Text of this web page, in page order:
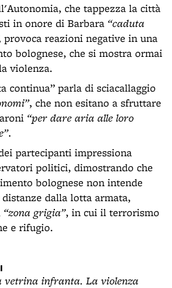
che tappezza la città
in onore di Barbara “caduta
provoca reazioni negative in una
bolognese, che si mostra ormai
violenza.
continua” parla di sciacallaggio
, che non esitano a sfruttare
“per dare aria alle loro
.
partecipanti impressiona
politici, dimostrando che
bolognese non intende
dalla lotta armata,
“zona grigia”, in cui il terrorismo
e rifugio.
vetrina infranta. La violenza